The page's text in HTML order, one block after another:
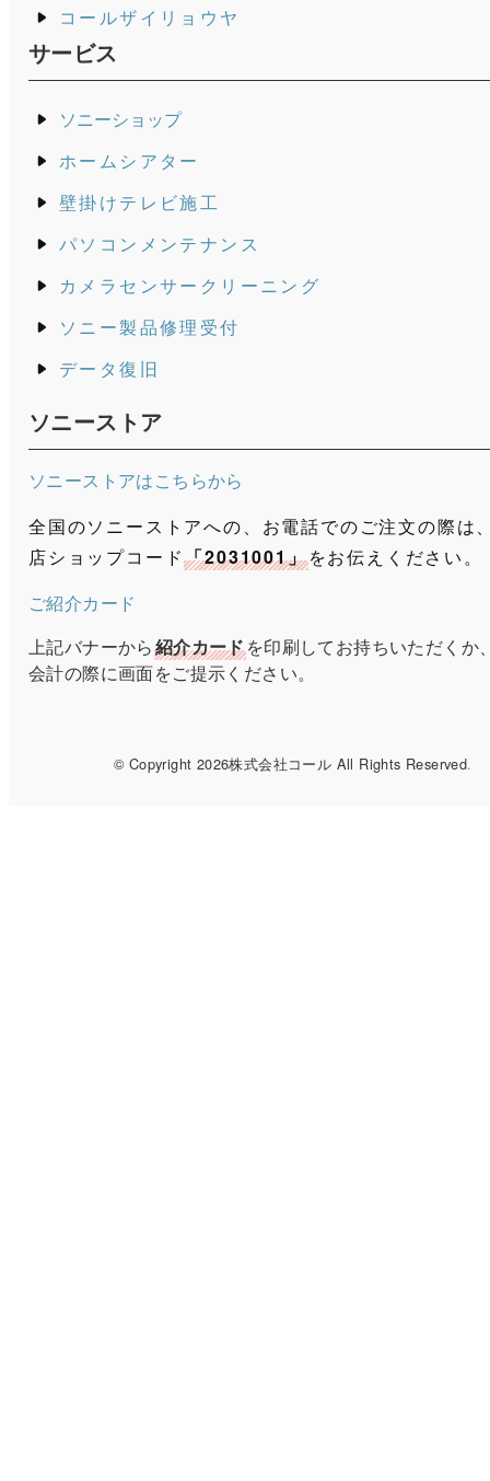
コールザイリョウヤ
サービス
ソニーショップ
ホームシアター
壁掛けテレビ施工
パソコンメンテナンス
カメラセンサークリーニング
ソニー製品修理受付
データ復旧
ソニーストア
ソニーストアはこちらから
全国のソニーストアへの、お電話でのご注文の際は
店ショップコード「2031001」をお伝えください。
ご紹介カード
上記バナーから紹介カードを印刷してお持ちいただくか
会計の際に画面をご提示ください。
© Copyright 2026株式会社コール All Rights Reserved.